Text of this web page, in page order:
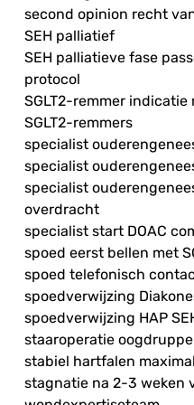
second opinion recht
SEH palliatief
SEH palliatieve fase
protocol
SGLT2-remmer indicatie
SGLT2-remmers
specialist
specialist
specialist
overdracht
specialist start DOAC
spoed eerst bellen met
spoed telefonisch
spoedverwijzing
spoedverwijzing HAP
staaroperatie
stabiel hartfalen
stagnatie na 2-3 weken